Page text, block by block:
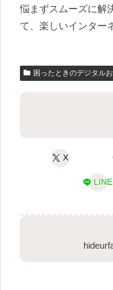
悩まずスムーズに解
て、楽しいインター
困ったときのデジタル
X
LINE